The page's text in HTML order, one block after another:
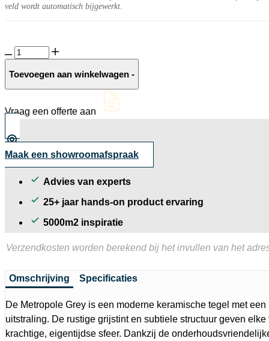
veld wordt automatisch bijgewerkt.
Metropole
20MM
Grey
Toevoegen aan winkelwagen -
Vraag een offerte aan
Maak een showroomafspraak
Advies van experts
25+ jaar hands-on product ervaring
5000m2 inspiratie
Verzendkosten worden berekend bij het invullen van het
Omschrijving Specificaties
De Metropole Grey is een moderne keramische tegel met
uitstraling. De rustige grijstint en subtiele structuur geven elke
krachtige, eigentijdse sfeer. Dankzij de